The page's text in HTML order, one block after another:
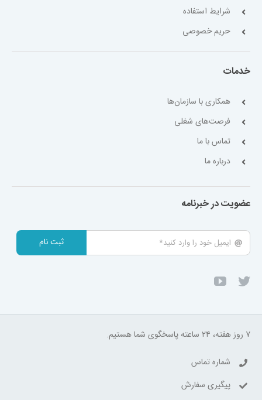
شرایط استفاده
حریم خصوصی
خدمات
همکاری با سازمان‌ها
فرصت‌های شغلی
تماس با ما
درباره ما
عضویت در خبرنامه
ثبت نام
۷ روز هفته، ۲۴ ساعته پاسخگوی شما هستیم.
شماره تماس
پیگیری سفارش